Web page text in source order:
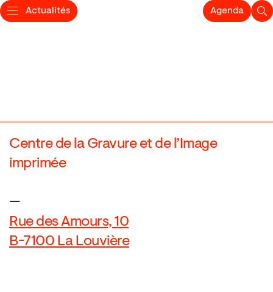
Actualités Agenda
Centre de la Gravure et de l’Image
imprimée
—
Rue des Amours, 10
B-7100 La Louvière